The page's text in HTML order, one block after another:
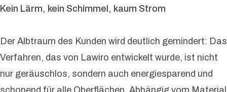
Kein Lärm, kein Schimmel, kaum Strom
Der Albtraum des Kunden wird deutlich gemindert: Das
Verfahren, das von Lawiro entwickelt wurde, ist nicht
nur geräuschlos, sondern auch energiesparend und
schonend für alle Oberflächen. Abhängig vom Material